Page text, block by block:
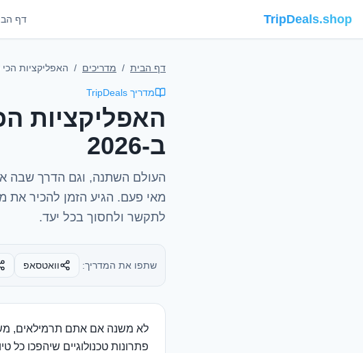
TripDeals.shop דף
דף הבית / מדריכים / האפליקציות הכי
מדריך TripDeals
האפליקציות
ב-2026
העולם השתנה, וגם הדרך שבה
מאי פעם. הגיע הזמן להכיר את
לתקשר ולחסוך בכל יעד.
שתפו את המדריך: וואטסאפ
לא משנה אם אתם תרמילאים,
פתרונות טכנולוגיים שיהפכו כל